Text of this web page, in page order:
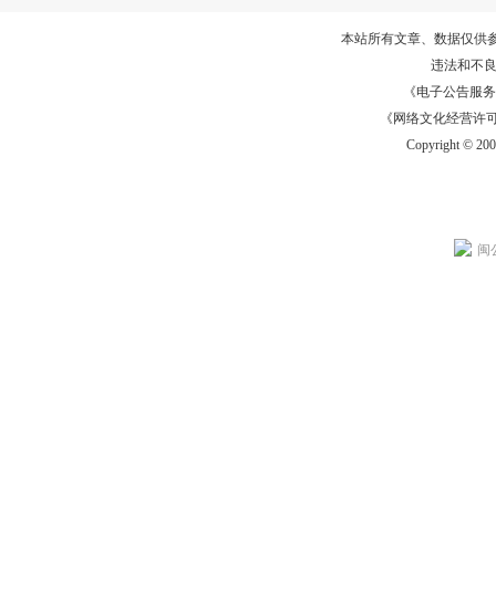
本站所有文章、数据仅供
违法和不
《电子公告服务
《网络文化经营许
Copyright ©
闽